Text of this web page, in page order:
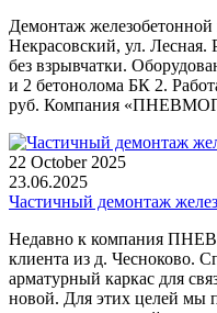
Демонтаж
Некрасовский, ул. Лесная.
без взрывчатки.
и 2 бетонолома БК 2.
руб. Компания
22 October 2025
23.06.2025
Частичный демонтаж
Недавно к компания
клиента из д. Чесноково.
арматурный каркас для
новой. Для этих целей мы